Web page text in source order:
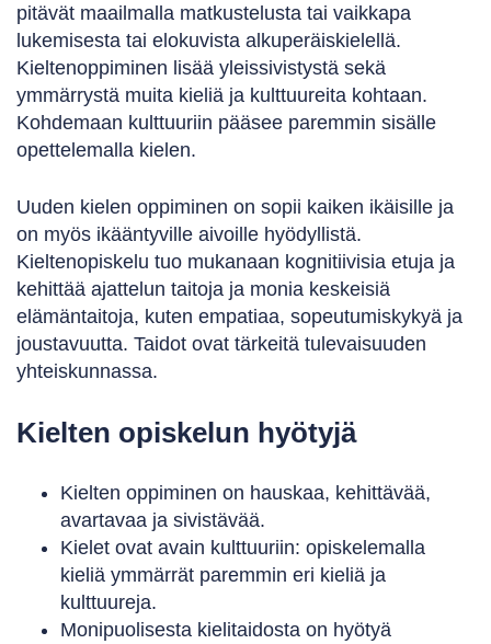
pitävät maailmalla matkustelusta tai vaikkapa
lukemisesta tai elokuvista alkuperäiskielellä.
Kieltenoppiminen lisää yleissivistystä sekä
ymmärrystä muita kieliä ja kulttuureita kohtaan.
Kohdemaan kulttuuriin pääsee paremmin sisälle
opettelemalla kielen.
Uuden kielen oppiminen on sopii kaiken ikäisille ja
on myös ikääntyville aivoille hyödyllistä.
Kieltenopiskelu tuo mukanaan kognitiivisia etuja ja
kehittää ajattelun taitoja ja monia keskeisiä
elämäntaitoja, kuten empatiaa, sopeutumiskykyä ja
joustavuutta. Taidot ovat tärkeitä tulevaisuuden
yhteiskunnassa.
Kielten opiskelun hyötyjä
Kielten oppiminen on hauskaa, kehittävää,
avartavaa ja sivistävää.
Kielet ovat avain kulttuuriin: opiskelemalla
kieliä ymmärrät paremmin eri kieliä ja
kulttuureja.
Monipuolisesta kielitaidosta on hyötyä